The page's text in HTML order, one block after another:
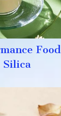
Food
Silica